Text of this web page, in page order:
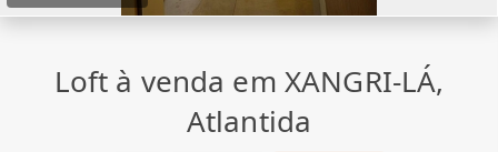
Loft à venda em XANGRI-LÁ,
Atlantida